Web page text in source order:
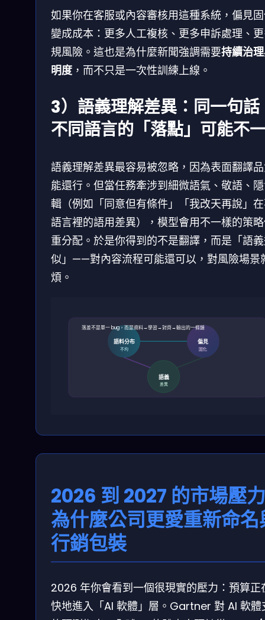
如果你在客服或內容審核用這種系統，偏見
變成成本：更多人工複核、更多申訴處理、
規風險。這也是為什麼新聞強調需要持續治
明度 ，而不只是一次性訓練上線。
3）語義理解差異：同一句話
不同語言的「落點」可能不
語義理解差異最容易被忽略，因為表面翻譯
能還行。但當任務牽涉到細微語氣、敬語、
輯（例如「同意但有條件」「我改天再說」
語言裡的語用差異），模型會用不一樣的策
重分配。於是你得到的不是翻譯，而是「語
似」——對內容流程可能還可以，對風險場景
煩。
語料分布
不均
偏見
固化
語義
差異
落差不是單一 bug，而是資料→學習→對齊→輸出的一條鏈
2026 到 2027 的市場壓
為什麼公司更愛重新命名
行銷包裝
2026 年你會看到一個很現實的壓力：預算正
快地進入「AI 軟體」層。Gartner 對 AI 軟體